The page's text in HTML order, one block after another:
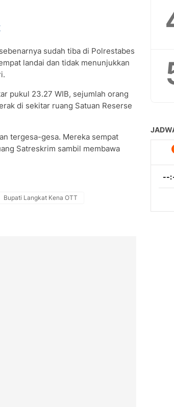
sudah tiba di Polrestabes
landai dan tidak menunjukkan
pukul 23.27 WIB, sejumlah orang
di sekitar ruang Satuan Reserse
tergesa-gesa. Mereka sempat
Satreskrim sambil membawa
Bupati Langkat Kena OTT